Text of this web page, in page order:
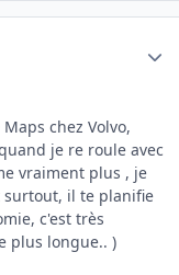
chez Volvo,
je re roule avec
vraiment plus , je
surtout, il te planifie
c'est très
plus longue.. )